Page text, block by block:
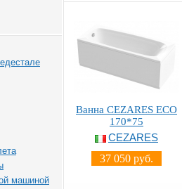
машиной
Ванна CEZARES ECO
170*75
CEZARES
37 050 руб.